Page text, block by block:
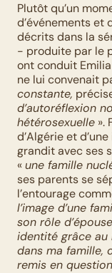
Plutôt qu’un
d’événements et
décrits dans la
- produite par le
ont conduit
ne lui convenait
constante,
d’autoréflexion
hétérosexuelle ».
d’Algérie et
grandit avec ses
« une famille
ses parents se
l’entourage
l’image d’une
son rôle
identité grâce au
dans ma famille,
remis en question